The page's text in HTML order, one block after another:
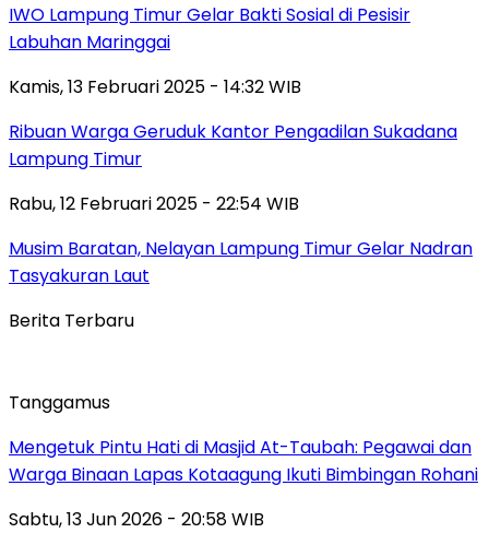
IWO Lampung Timur Gelar Bakti Sosial di Pesisir
Labuhan Maringgai
Kamis, 13 Februari 2025 - 14:32 WIB
Ribuan Warga Geruduk Kantor Pengadilan Sukadana
Lampung Timur
Rabu, 12 Februari 2025 - 22:54 WIB
Musim Baratan, Nelayan Lampung Timur Gelar Nadran
Tasyakuran Laut
Berita Terbaru
Tanggamus
Mengetuk Pintu Hati di Masjid At-Taubah: Pegawai dan
Warga Binaan Lapas Kotaagung Ikuti Bimbingan Rohani
Sabtu, 13 Jun 2026 - 20:58 WIB